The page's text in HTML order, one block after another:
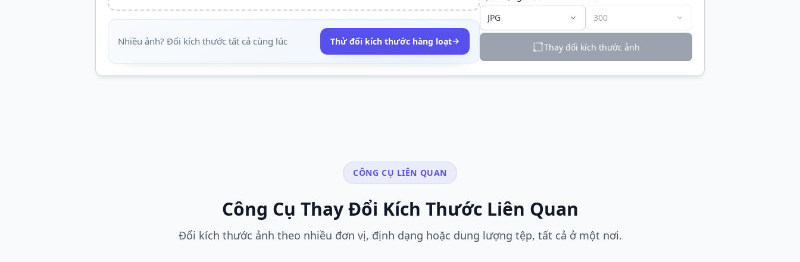
Nhiều ảnh? Đổi kích thước tất cả cùng lúc Thử đổi kích thước hàng loạt→
Thay đổi kích thước ảnh
CÔNG CỤ LIÊN QUAN
Công Cụ Thay Đổi Kích Thước Liên Quan
Đổi kích thước ảnh theo nhiều đơn vị, định dạng hoặc dung lượng tệp, tất cả ở một nơi.